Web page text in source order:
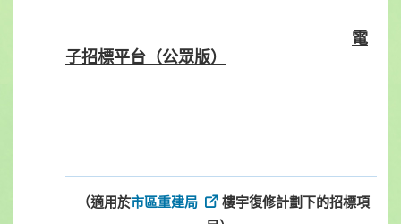
電
子招標平台 （公眾版）
（適用於市區重建局 樓宇復修計劃下的招標項